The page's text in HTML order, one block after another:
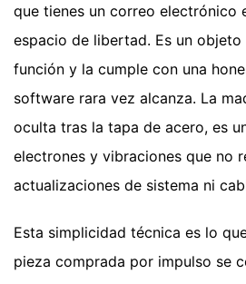
que tienes un correo electrónico
espacio de libertad. Es un objeto
función y la cumple con una
software rara vez alcanza. La
oculta tras la tapa de acero, es
electrones y vibraciones que no
actualizaciones de sistema ni
Esta simplicidad técnica es lo
pieza comprada por impulso se